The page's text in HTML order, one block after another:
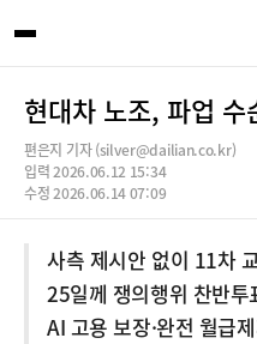
현대차 노조, 파업
편은지 기자 (silver@dailian.co.kr)
입력 2026.06.12 15:34
수정 2026.06.14 07:09
사측 제시안 없이 11차
25일께 쟁의행위 찬반투
AI 고용 보장·완전 월급